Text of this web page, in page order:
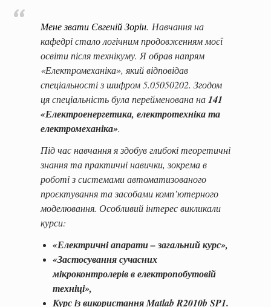
Мене звати Євгеній Зорін. Навчання на
кафедрі стало логічним продовженням моєї
освіти після технікуму. Я обрав напрям
«Електромеханіка», який відповідав
спеціальності з шифром 5.05050202. Згодом
ця спеціальність була перейменована на141
«Електроенергетика, електротехніка та
електромеханіка».
Під час навчання я здобув глибокі теоретичні
знання та практичні навички, зокрема в
роботі з системами автоматизованого
проєктування та засобами комп’ютерного
моделювання. Особливий інтерес викликали
курси:
«Електричні апарати – загальний курс»,
«Застосування сучасних
мікроконтролерів в електропобутовій
техніці»,
Курс із використання Matlab R2010b SP1.